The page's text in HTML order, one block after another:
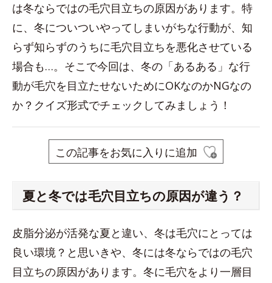
は冬ならではの毛穴目立ちの原因があります。特
に、冬についついやってしまいがちな行動が、知
らず知らずのうちに毛穴目立ちを悪化させている
場合も…。そこで今回は、冬の「あるある」な行
動が毛穴を目立たせないためにOKなのかNGなの
か？クイズ形式でチェックしてみましょう！
この記事をお気に入りに追加
夏と冬では毛穴目立ちの原因が違う？
皮脂分泌が活発な夏と違い、冬は毛穴にとっては
良い環境？と思いきや、冬には冬ならではの毛穴
目立ちの原因があります。冬に毛穴をより一層目